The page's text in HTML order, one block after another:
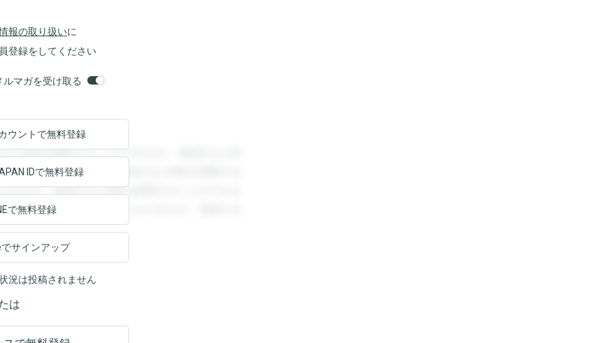
報の取り扱いに
登録をしてください
マガを受け取る
と回答を閲覧することができます。登録すると回
することができます。登録すると回答を閲覧する
きます。登録すると回答を閲覧することができま
すると回答を閲覧することができます。登録する
ウントで無料登録
IDで無料登録
で無料登録
サインアップ
況は投稿されません
は